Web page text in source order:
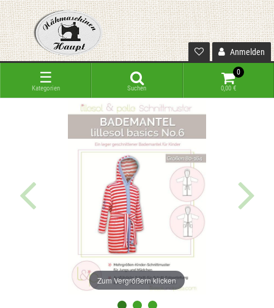
Anmelden
☰
Kategorien Suchen
0
0,00 €
Zum Vergrößern klicken